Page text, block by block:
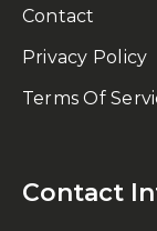
Contact
Privacy Policy
Terms Of
Contact